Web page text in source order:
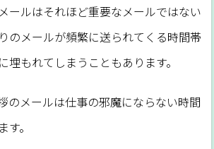
ールはそれほど重要なメールではない
のメールが頻繁に送られてくる時間帯
埋もれてしまうこともあります。
のメールは仕事の邪魔にならない時間
。